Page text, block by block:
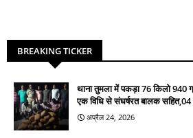
BREAKING TICKER
थाना तुमला में पकड़ा 76 किलो 940
एक विधि से संघर्षरत बालक सहित,04
अप्रैल 24, 2026